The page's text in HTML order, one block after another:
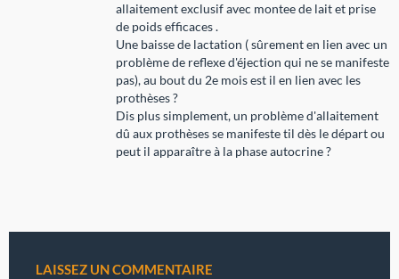
allaitement exclusif avec montee de lait et prise
de poids efficaces .
Une baisse de lactation ( sûrement en lien avec un
problème de reflexe d'éjection qui ne se manifeste
pas), au bout du 2e mois est il en lien avec les
prothèses ?
Dis plus simplement, un problème d'allaitement
dû aux prothèses se manifeste til dès le départ ou
peut il apparaître à la phase autocrine ?
LAISSEZ UN COMMENTAIRE